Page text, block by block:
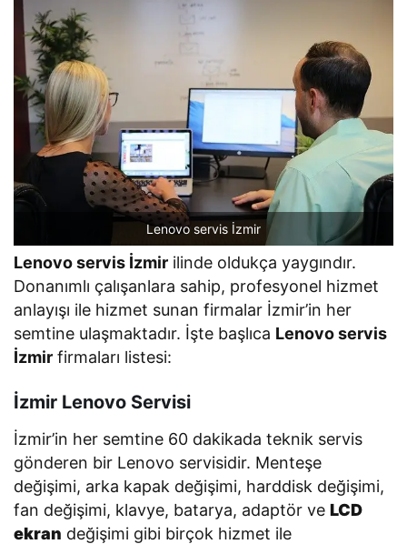
Lenovo servis İzmir
Lenovo servis İzmir ilinde oldukça yaygındır.
Donanımlı çalışanlara sahip, profesyonel hizmet
anlayışı ile hizmet sunan firmalar İzmir’in her
semtine ulaşmaktadır. İşte başlıca Lenovo servis
İzmir firmaları listesi:
İzmir Lenovo Servisi
İzmir’in her semtine 60 dakikada teknik servis
gönderen bir Lenovo servisidir. Menteşe
değişimi, arka kapak değişimi, harddisk değişimi,
fan değişimi, klavye, batarya, adaptör veLCD
ekran değişimi gibi birçok hizmet ile